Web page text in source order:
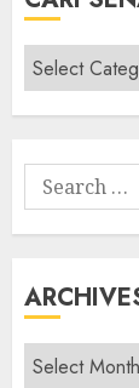
Cari
Senarai
Tumbuhan
Search
for:
Archives